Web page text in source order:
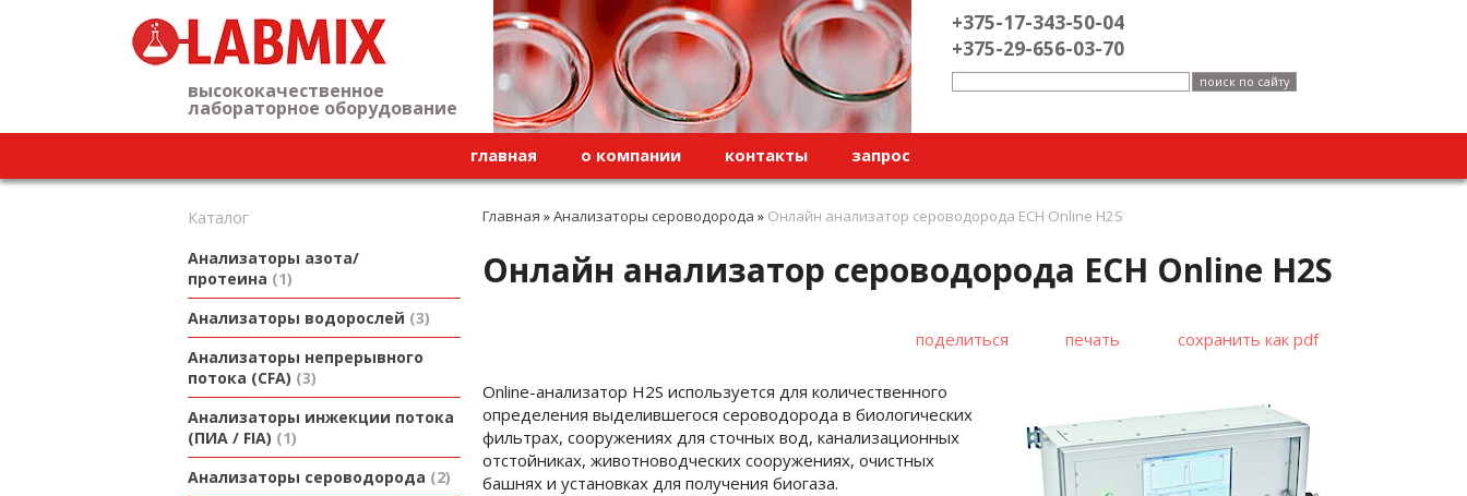
высококачественное
лабораторное оборудование
+375-17-343-50-04
+375-29-656-03-70
главная о компании контакты запрос
Каталог
Анализаторы азота/
протеина
1
Анализаторы водорослей 3
Анализаторы непрерывного
потока (CFA) 3
Анализаторы инжекции потока
(ПИА / FIA)
1
Анализаторы сероводорода
2
Главная »Анализаторы сероводорода » Онлайн анализатор сероводорода ECH Оnline H2S
Онлайн анализатор сероводорода ECH Оnline H2S
поделиться печать сохранить как pdf
Оnline-анализатор H2S используется для количественного
определения выделившегося сероводорода в биологических
фильтрах, сооружениях для сточных вод, канализационных
отстойниках, животноводческих сооружениях, очистных
башнях и установках для получения биогаза.